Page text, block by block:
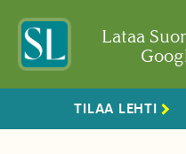
Lataa
TILAA LEHTI